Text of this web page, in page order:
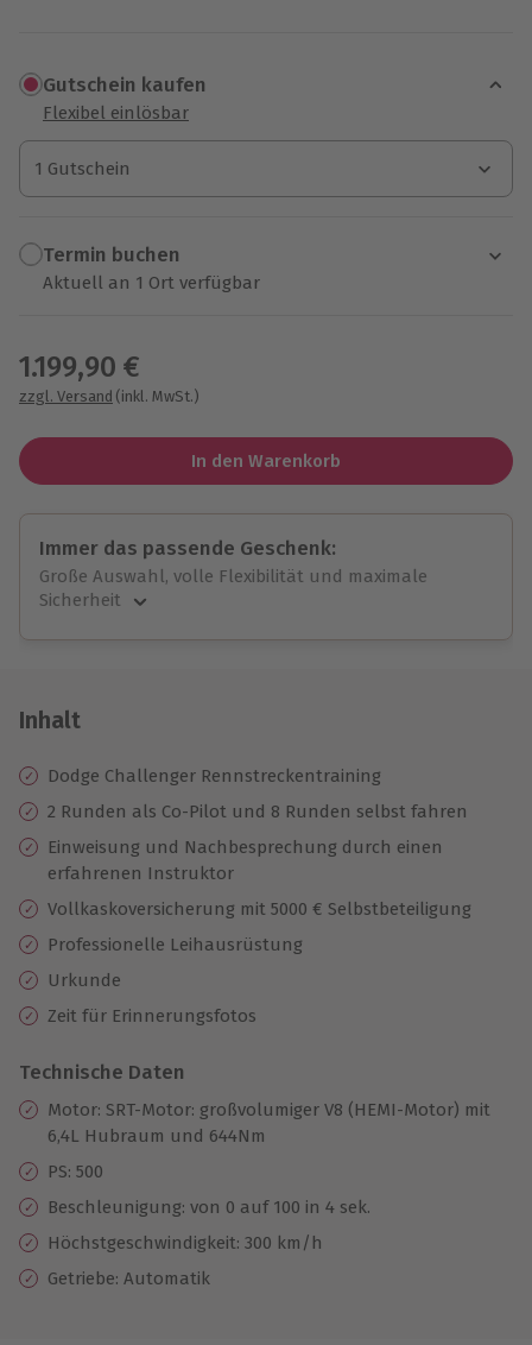
Gutschein kaufen
Flexibel einlösbar
1 Gutschein
1 Gutschein
1 Gutschein
Termin buchen
Aktuell an 1 Ort verfügbar
1.199,90 €
zzgl. Versand (inkl. MwSt.)
In den Warenkorb
Immer das passende Geschenk:
Große Auswahl, volle Flexibilität und maximale
Sicherheit
Jeder Gutschein für alle Erlebnisse einlösbar.
10 Jahre gültig & verlängerbar.
Inhalt
Dodge Challenger Rennstreckentraining
2 Runden als Co-Pilot und 8 Runden selbst fahren
Einweisung und Nachbesprechung durch einen
erfahrenen Instruktor
Vollkaskoversicherung mit 5000 € Selbstbeteiligung
Professionelle Leihausrüstung
Urkunde
Zeit für Erinnerungsfotos
Technische Daten
Motor: SRT-Motor: großvolumiger V8 (HEMI-Motor) mit
6,4L Hubraum und 644Nm
PS: 500
Beschleunigung: von 0 auf 100 in 4 sek.
Höchstgeschwindigkeit: 300 km/h
Getriebe: Automatik